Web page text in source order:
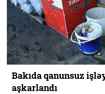
Bakıda qanunsuz
aşkarlandı